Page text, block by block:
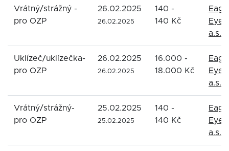
Vrátný/strážný -
pro OZP
26.02.2025
26.02.2025
140 -
140 Kč
Eyes
a.s.
Uklízeč/uklízečka-
pro OZP
26.02.2025
26.02.2025
16.000 -
18.000 Kč
Eyes
a.s.
Vrátný/strážný-
pro OZP
25.02.2025
25.02.2025
140 -
140 Kč
Eyes
a.s.